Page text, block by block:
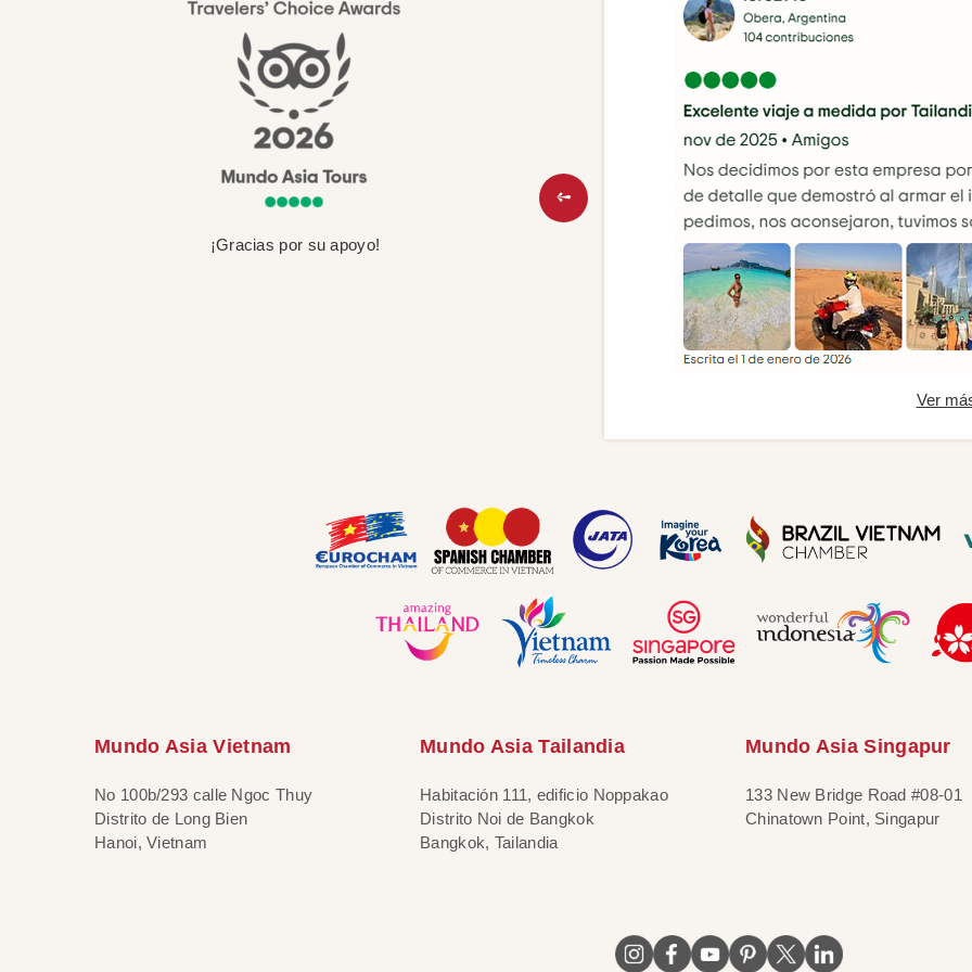
¡Gracias por su apoyo!
Ver
Mundo Asia Vietnam
No 100b/293 calle Ngoc Thuy
Distrito de Long Bien
Hanoi, Vietnam
Mundo Asia Tailandia
Habitación 111, edificio Noppakao
Distrito Noi de Bangkok
Bangkok, Tailandia
Mundo Asia Singapur
133 New Bridge Road #08-01
Chinatown Point, Singapur